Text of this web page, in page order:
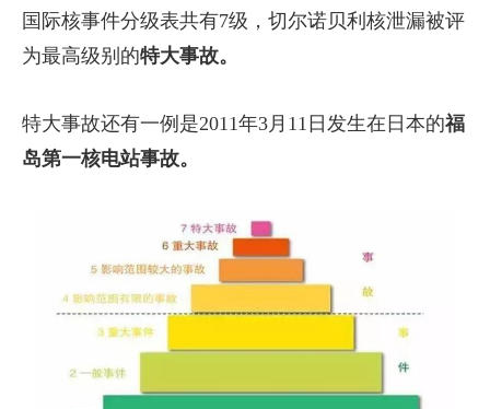
国际核事件分级表共有7级，切尔诺贝利核泄漏被评
为最高级别的特大事故。
特大事故还有一例是2011年3月11日发生在日本的福
岛第一核电站事故。